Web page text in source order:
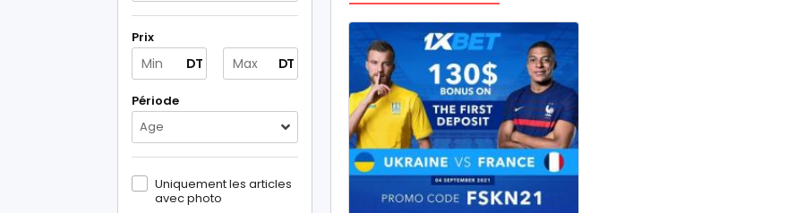
Prix
DT DT
Période
Age
Uniquement les articles
avec photo